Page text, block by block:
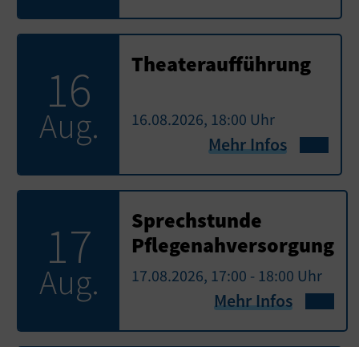
16
Aug.
Theateraufführung
16.08.2026, 18:00 Uhr
Mehr Infos
17
Aug.
Sprechstunde
Pflegenahversorgung
17.08.2026, 17:00 - 18:00 Uhr
Mehr Infos